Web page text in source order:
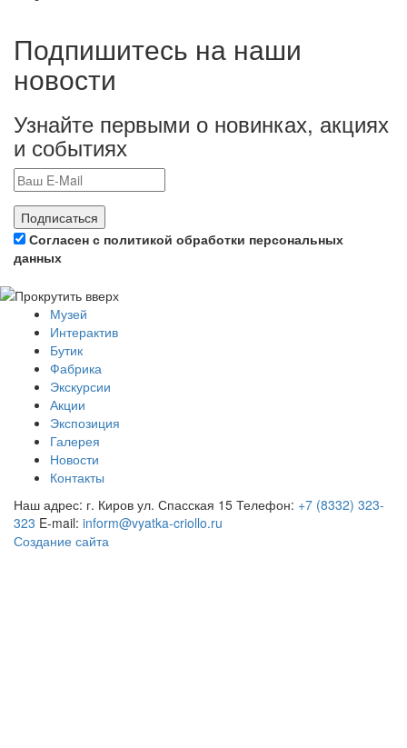
Подпишитесь на наши
новости
Узнайте первыми о новинках, акциях
и событиях
Подписаться
Согласен с политикой обработки персональных
данных
Музей
Интерактив
Бутик
Фабрика
Экскурсии
Акции
Экспозиция
Галерея
Новости
Контакты
Наш адрес: г. Киров ул. Спасская 15 Телефон: +7 (8332) 323-
323 E-mail: inform@vyatka-criollo.ru
Создание сайта